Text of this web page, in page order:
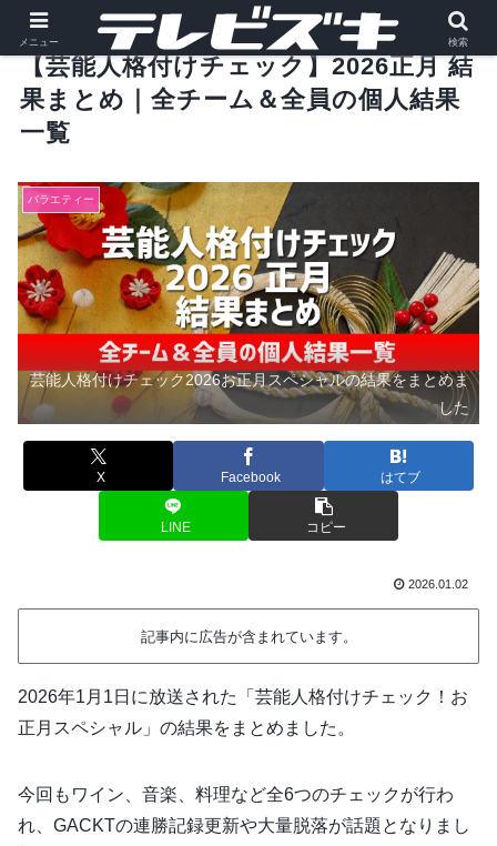
【芸能人格付けチェック】2026正月 結
果まとめ｜全チーム＆全員の個人結果
一覧
バラエティー
芸能人格付けチェック2026お正月スペシャルの結果をまとめま
した
X Facebook はてブ
LINE コピー
2026.01.02
記事内に広告が含まれています。
2026年1月1日に放送された「芸能人格付けチェック！お
正月スペシャル」の結果をまとめました。
今回もワイン、音楽、料理など全6つのチェックが行わ
れ、GACKTの連勝記録更新や大量脱落が話題となりまし
メニュー 検索